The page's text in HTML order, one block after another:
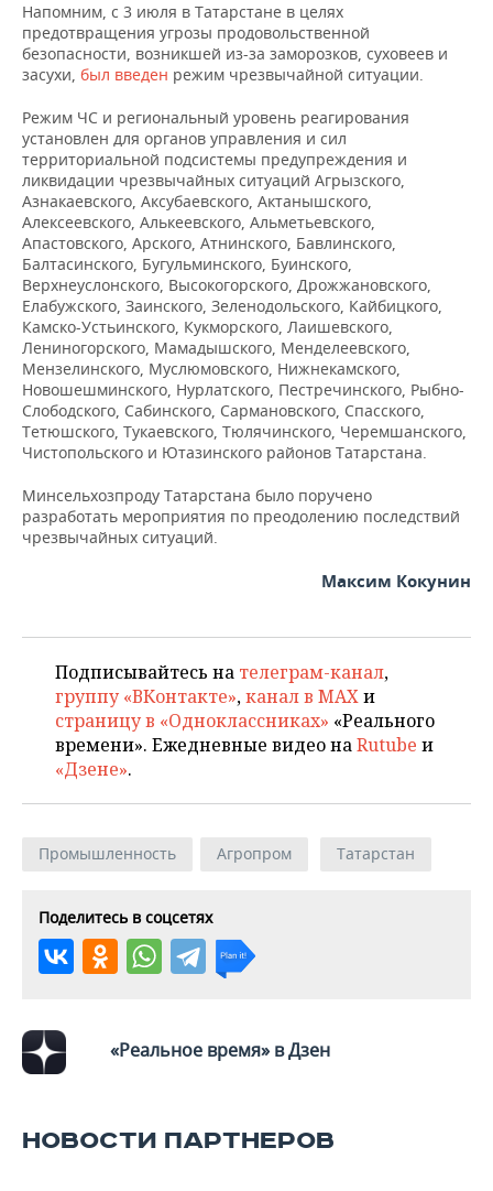
Напомним, с 3 июля в Татарстане в целях
предотвращения угрозы продовольственной
безопасности, возникшей из-за заморозков, суховеев и
засухи, был введен режим чрезвычайной ситуации.
Режим ЧС и региональный уровень реагирования
установлен для органов управления и сил
территориальной подсистемы предупреждения и
ликвидации чрезвычайных ситуаций Агрызского,
Азнакаевского, Аксубаевского, Актанышского,
Алексеевского, Алькеевского, Альметьевского,
Апастовского, Арского, Атнинского, Бавлинского,
Балтасинского, Бугульминского, Буинского,
Верхнеуслонского, Высокогорского, Дрожжановского,
Елабужского, Заинского, Зеленодольского, Кайбицкого,
Камско-Устьинского, Кукморского, Лаишевского,
Лениногорского, Мамадышского, Менделеевского,
Мензелинского, Муслюмовского, Нижнекамского,
Новошешминского, Нурлатского, Пестречинского, Рыбно-
Cлободского, Сабинского, Сармановского, Спасского,
Тетюшского, Тукаевского, Тюлячинского, Черемшанского,
Чистопольского и Ютазинского районов Татарстана.
Минсельхозпроду Татарстана было поручено
разработать мероприятия по преодолению последствий
чрезвычайных ситуаций.
Максим Кокунин
Подписывайтесь на телеграм-канал,
группу «ВКонтакте»,канал в MAXи
страницу в «Одноклассниках» «Реального
времени». Ежедневные видео наRutube и
«Дзене».
Промышленность Агропром Татарстан
Поделитесь в соцсетях
«Реальное время» в Дзен
НОВОСТИ ПАРТНЕРОВ